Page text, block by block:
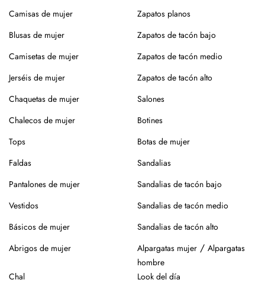
tintorería, especialmente en prendas con entretelado o
secar en percha y a la sombra para conservar la forma y el
color.
¿Vas a usar lavadora? Elige un programa delicado en frío,
puedan dañar el tejido.
Para el planchado, utiliza temperatura media y, si puedes,
plancha del revés. Así evitarás brillos o marcas.
Evita la exposición directa al sol durante mucho tiempo.
de la prenda.
Para los zapatos:
Nuestros zapatos están hechos con materiales naturales
como piel o yute, que requieren cuidados específicos.
Camisas de mujer
Blusas de mujer
Camisetas de mujer
Jerséis de mujer
Chaquetas de mujer
Chalecos de mujer
Tops
Faldas
Pantalones de mujer
Vestidos
Básicos de mujer
Abrigos de mujer
Zapatos planos
Zapatos de tacón bajo
Zapatos de tacón medio
Zapatos de tacón alto
Salones
Botines
Botas de mujer
Sandalias
Sandalias de tacón bajo
Sandalias de tacón medio
Sandalias de tacón alto
Alpargatas mujer / Alpargatas
hombre
Chal
Look del día